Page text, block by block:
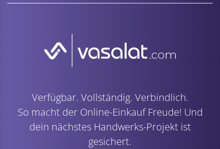
Verfügbar. Vollständig. Verbindlich.
So macht der Online-Einkauf Freude! Und
dein nächstes Handwerks-Projekt ist
gesichert.